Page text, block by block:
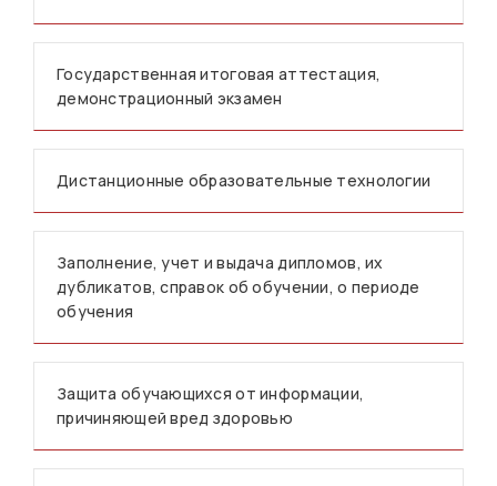
Государственная итоговая аттестация,
демонстрационный экзамен
Дистанционные образовательные технологии
Заполнение, учет и выдача дипломов, их
дубликатов, справок об обучении, о периоде
обучения
Защита обучающихся от информации,
причиняющей вред здоровью